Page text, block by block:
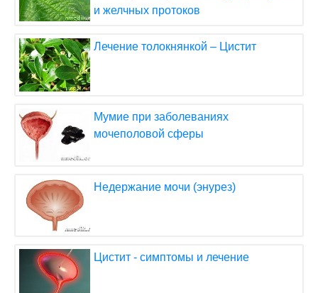
и желчных протоков
Лечение толокнянкой – Цистит
Мумие при заболеваниях
мочеполовой сферы
Недержание мочи (энурез)
Цистит - симптомы и лечение